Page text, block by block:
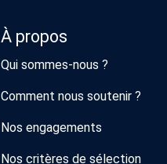
À propos
Qui sommes-nous ?
Comment nous soutenir ?
Nos engagements
Nos critères de sélection